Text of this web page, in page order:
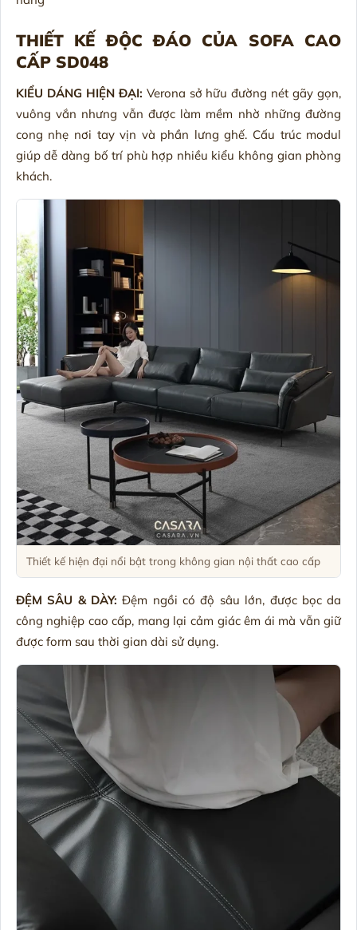
THIẾT KẾ ĐỘC ĐÁO CỦA SOFA CAO
CẤP SD048
KIỂU DÁNG HIỆN ĐẠI: Verona sở hữu đường nét gãy gọn,
vuông vắn nhưng vẫn được làm mềm nhờ những đường
cong nhẹ nơi tay vịn và phần lưng ghế. Cấu trúc modul
giúp dễ dàng bố trí phù hợp nhiều kiểu không gian phòng
khách.
Thiết kế hiện đại nổi bật trong không gian nội thất cao cấp
ĐỆM SÂU & DÀY: Đệm ngồi có độ sâu lớn, được bọc da
công nghiệp cao cấp, mang lại cảm giác êm ái mà vẫn giữ
được form sau thời gian dài sử dụng.